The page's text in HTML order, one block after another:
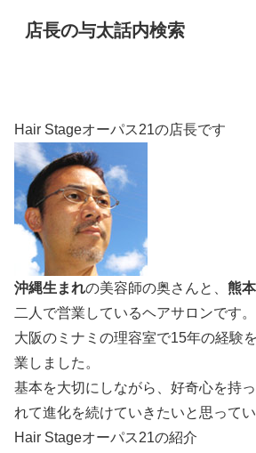
店長の与太話内検索
Hair Stageオーパス21の店長です
沖縄生まれの美容師の奥さんと、 熊
二人で営業しているヘアサロンです。
大阪のミナミの理容室で15年の経験
業しました。
基本を大切にしながら、好奇心を持
れて進化を続けていきたいと思ってい
Hair Stageオーパス21の紹介